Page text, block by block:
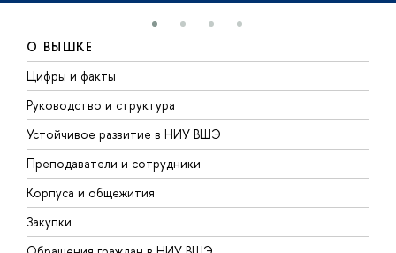
О ВЫШКЕ
Цифры и факты
Руководство и структура
Устойчивое развитие в НИУ ВШЭ
Преподаватели и сотрудники
Корпуса и общежития
Закупки